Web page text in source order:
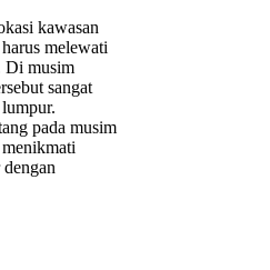
kawasan
melewati
Di musim
sangat
pada musim